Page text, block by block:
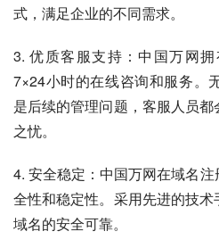
式，满足企业的不同需求。
3. 优质客服支持：中国万网
7×24小时的在线咨询和服务。
是后续的管理问题，客服人员
之忧。
4. 安全稳定：中国万网在域名
全性和稳定性。采用先进的技
域名的安全可靠。